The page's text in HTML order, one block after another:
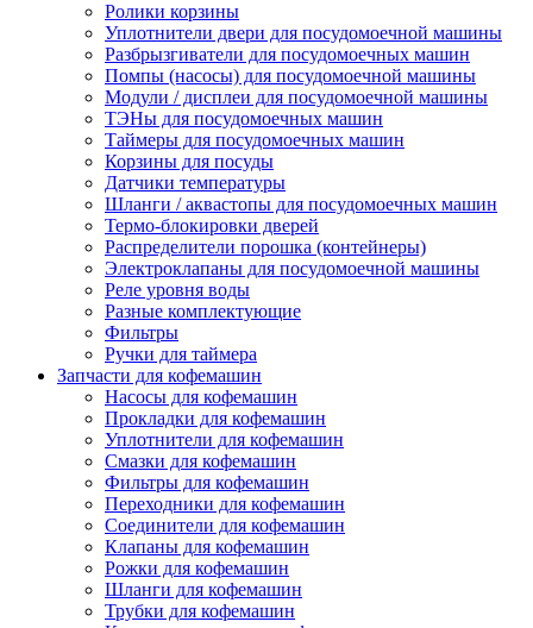
Ролики корзины
Уплотнители двери для посудомоечной машины
Разбрызгиватели для посудомоечных машин
Помпы (насосы) для посудомоечной машины
Модули / дисплеи для посудомоечной машины
ТЭНы для посудомоечных машин
Таймеры для посудомоечных машин
Корзины для посуды
Датчики температуры
Шланги / аквастопы для посудомоечных машин
Термо-блокировки дверей
Распределители порошка (контейнеры)
Электроклапаны для посудомоечной машины
Реле уровня воды
Разные комплектующие
Фильтры
Ручки для таймера
Запчасти для кофемашин
Насосы для кофемашин
Прокладки для кофемашин
Уплотнители для кофемашин
Смазки для кофемашин
Фильтры для кофемашин
Переходники для кофемашин
Соединители для кофемашин
Клапаны для кофемашин
Рожки для кофемашин
Шланги для кофемашин
Трубки для кофемашин